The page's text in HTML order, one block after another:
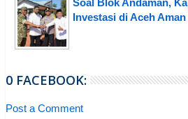
Soal Blok Andaman,
Investasi di Aceh
0 FACEBOOK:
Post a Comment